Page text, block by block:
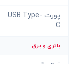
پورت USB Type-
C
باتری و برق